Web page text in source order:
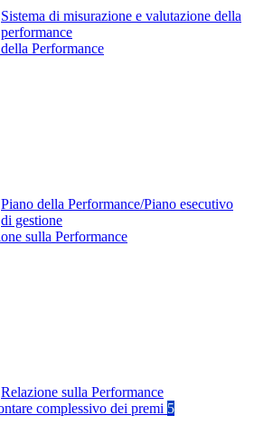
Sistema di misurazione e valutazione della
performance
Performance
Piano della Performance/Piano esecutivo
di gestione
sulla Performance
Relazione sulla Performance
complessivo dei premi 5